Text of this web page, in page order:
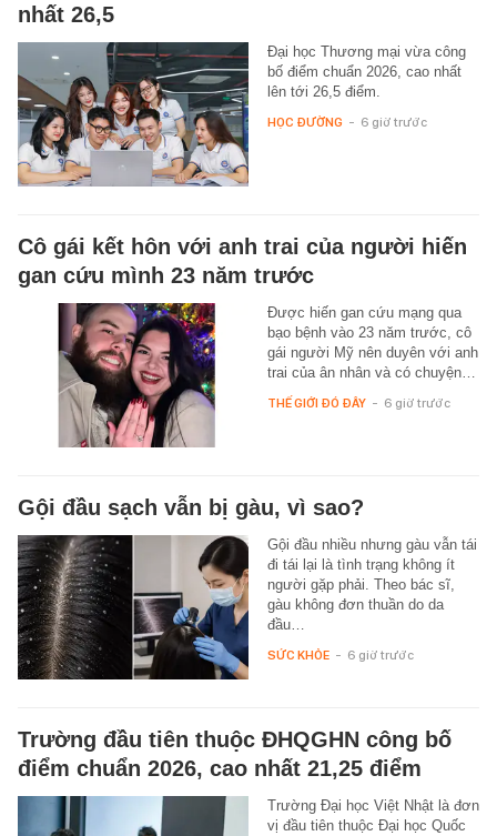
nhất 26,5
Đại học Thương mại vừa công
bố điểm chuẩn 2026, cao nhất
lên tới 26,5 điểm.
HỌC ĐƯỜNG - 6 giờ trước
Cô gái kết hôn với anh trai của người hiến
gan cứu mình 23 năm trước
Được hiến gan cứu mạng qua
bạo bệnh vào 23 năm trước, cô
gái người Mỹ nên duyên với anh
trai của ân nhân và có chuyện…
THẾ GIỚI ĐÓ ĐÂY - 6 giờ trước
Gội đầu sạch vẫn bị gàu, vì sao?
Gội đầu nhiều nhưng gàu vẫn tái
đi tái lại là tình trạng không ít
người gặp phải. Theo bác sĩ,
gàu không đơn thuần do da
đầu…
SỨC KHỎE - 6 giờ trước
Trường đầu tiên thuộc ĐHQGHN công bố
điểm chuẩn 2026, cao nhất 21,25 điểm
Trường Đại học Việt Nhật là đơn
vị đầu tiên thuộc Đại học Quốc